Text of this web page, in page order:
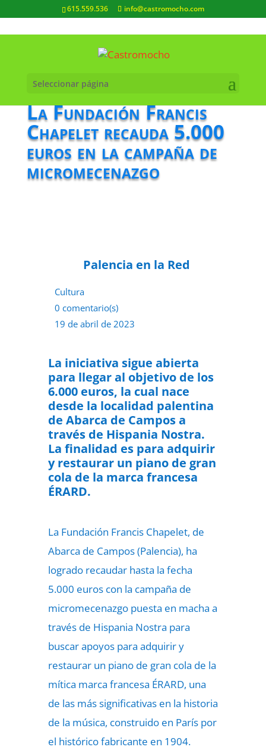
615.559.536 info@castromocho.com
Seleccionar página
La Fundación Francis
Chapelet recauda 5.000
euros en la campaña de
micromecenazgo
Palencia en la Red
Cultura
0 comentario(s)
19 de abril de 2023
La iniciativa sigue abierta
para llegar al objetivo de los
6.000 euros, la cual nace
desde la localidad palentina
de Abarca de Campos a
través de Hispania Nostra.
La finalidad es para adquirir
y restaurar un piano de gran
cola de la marca francesa
ÉRARD.
La Fundación Francis Chapelet, de
Abarca de Campos (Palencia), ha
logrado recaudar hasta la fecha
5.000 euros con la campaña de
micromecenazgo puesta en macha a
través de Hispania Nostra para
buscar apoyos para adquirir y
restaurar un piano de gran cola de la
mítica marca francesa ÉRARD, una
de las más significativas en la historia
de la música, construido en París por
el histórico fabricante en 1904.